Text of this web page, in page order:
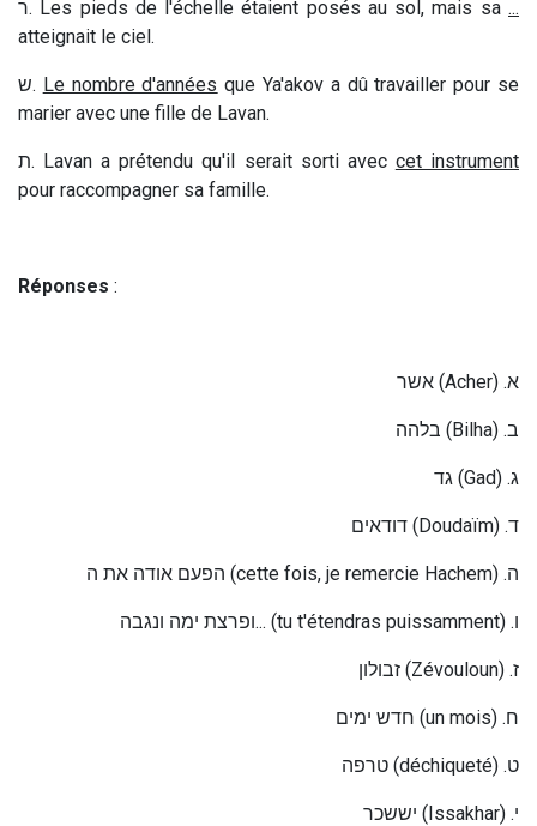
ר. Les pieds de l'échelle étaient posés au sol, mais sa ...
atteignait le ciel.
ש. Le nombre d'années que Ya'akov a dû travailler pour se
marier avec une fille de Lavan.
ת. Lavan a prétendu qu'il serait sorti avec cet instrument
pour raccompagner sa famille.
Réponses :
אשר (Acher) .א
בלהה (Bilha) .ב
גד (Gad) .ג
(Doudaïm) .ד
הפעם אודה את ה (cette fois, je remercie Hachem) .ה
ופרצת ימה ונגבה... (tu t'étendras puissamment) .ו
זבולון (Zévouloun) .ז
חדש ימים (un mois) .ח
טרפה (déchiqueté) .ט
יששכר (Issakhar) .י